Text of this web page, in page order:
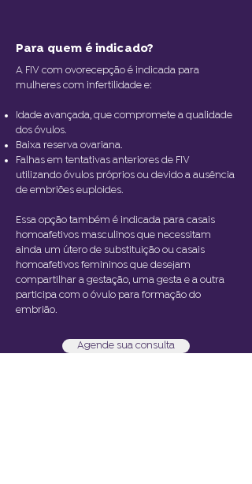
Para quem é indicado?
A FIV com ovorecepção é indicada para
mulheres com infertilidade e:
Idade avançada, que compromete a qualidade
dos óvulos.
Baixa reserva ovariana.
Falhas em tentativas anteriores de FIV
utilizando óvulos próprios oudevido a ausência
de embriões euploides.
Essa opção também é indicada para casais
homoafetivos masculinos que necessitam
ainda um útero de substituição ou casais
homoafetivos femininos que desejam
compartilhar a gestação, uma gesta e a outra
participa com o óvulo para formação do
embrião.
Agende sua consulta